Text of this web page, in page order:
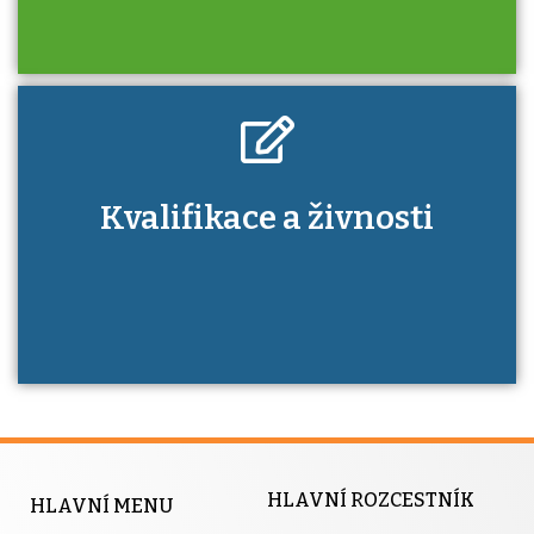
Kdo je to autorizovaná osoba a jaké výhody
má získání autorizace?
Kvalifikace a živnosti
HLAVNÍ MENU HLAVNÍ ROZCESTNÍK